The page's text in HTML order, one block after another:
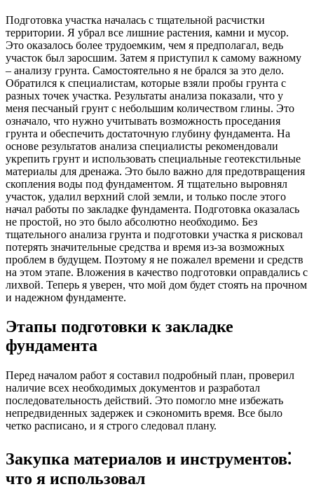
Подготовка участка началась с тщательной расчистки
территории. Я убрал все лишние растения, камни и мусор.
Это оказалось более трудоемким, чем я предполагал, ведь
участок был заросшим. Затем я приступил к самому важному
– анализу грунта. Самостоятельно я не брался за это дело.
Обратился к специалистам, которые взяли пробы грунта с
разных точек участка. Результаты анализа показали, что у
меня песчаный грунт с небольшим количеством глины. Это
означало, что нужно учитывать возможность проседания
грунта и обеспечить достаточную глубину фундамента. На
основе результатов анализа специалисты рекомендовали
укрепить грунт и использовать специальные геотекстильные
материалы для дренажа. Это было важно для предотвращения
скопления воды под фундаментом. Я тщательно выровнял
участок, удалил верхний слой земли, и только после этого
начал работы по закладке фундамента. Подготовка оказалась
не простой, но это было абсолютно необходимо. Без
тщательного анализа грунта и подготовки участка я рисковал
потерять значительные средства и время из-за возможных
проблем в будущем. Поэтому я не пожалел времени и средств
на этом этапе. Вложения в качество подготовки оправдались с
лихвой. Теперь я уверен, что мой дом будет стоять на прочном
и надежном фундаменте.
Этапы подготовки к закладке
фундамента
Перед началом работ я составил подробный план, проверил
наличие всех необходимых документов и разработал
последовательность действий. Это помогло мне избежать
непредвиденных задержек и сэкономить время. Все было
четко расписано, и я строго следовал плану.
Закупка материалов и инструментов⁚
что я использовал